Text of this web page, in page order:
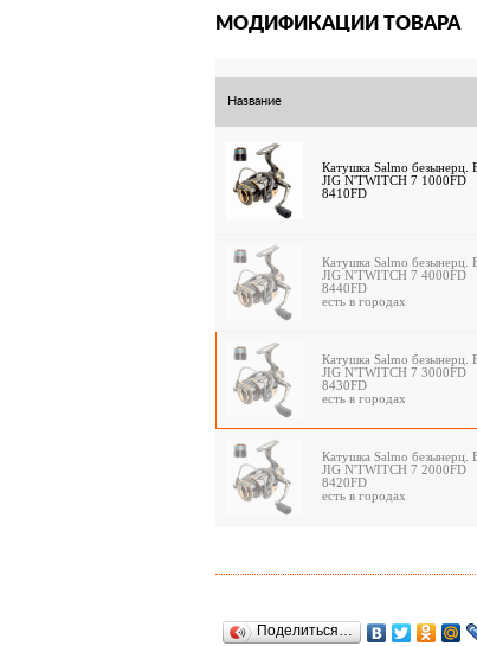
МОДИФИКАЦИИ ТОВАРА
Название
Катушка Salmo безынерц.
JIG N'TWITCH 7 1000FD
8410FD
Катушка Salmo безынерц.
JIG N'TWITCH 7 4000FD
8440FD
есть в городах
Катушка Salmo безынерц.
JIG N'TWITCH 7 3000FD
8430FD
есть в городах
Катушка Salmo безынерц.
JIG N'TWITCH 7 2000FD
8420FD
есть в городах
Поделиться…